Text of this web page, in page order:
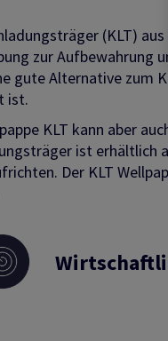
(KLT)
zur Aufbewahrung
gute Alternative zum
ist.
KLT kann aber
ist erhältlich
Der KLT